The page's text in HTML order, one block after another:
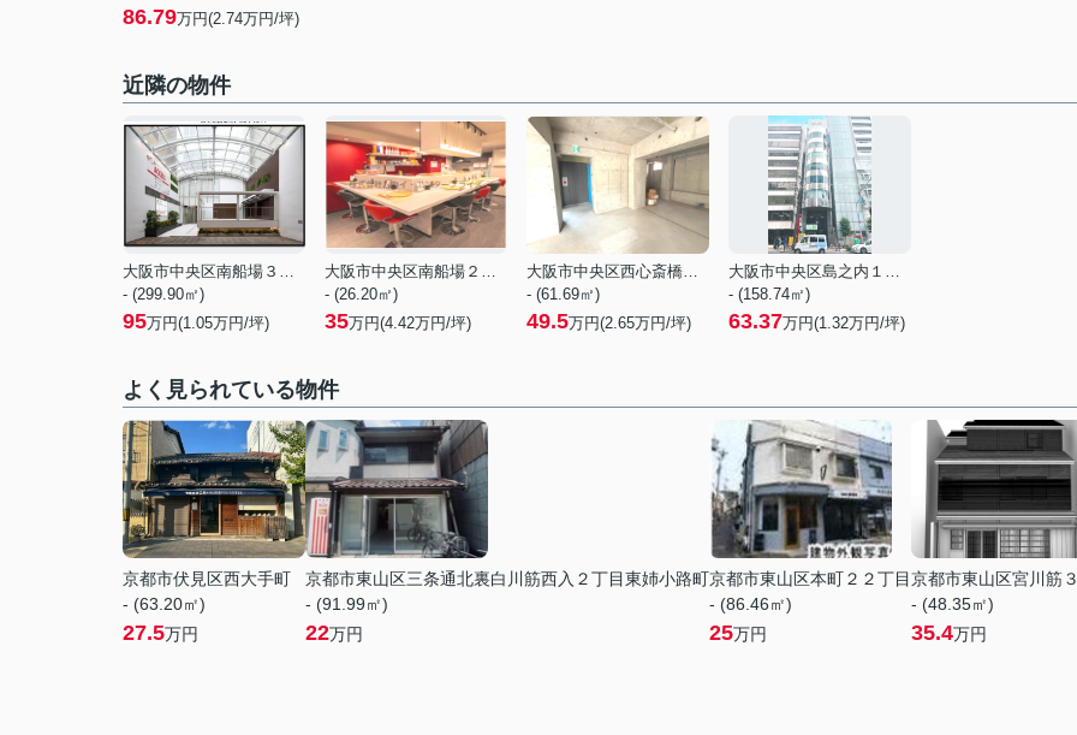
86.79万円(2.74万円/坪)
近隣の物件
大阪市中央区南船場３丁目
- (299.90㎡)
95万円(1.05万円/坪)
大阪市中央区南船場２丁目
- (26.20㎡)
35万円(4.42万円/坪)
大阪市中央区西心斎橋２丁目
- (61.69㎡)
49.5万円(2.65万円/坪)
大阪市中央区島之内１丁目
- (158.74㎡)
63.37万円(1.32万円/坪)
よく見られている物件
京都市伏見区西大手町
- (63.20㎡)
27.5万円
京都市東山区三条通北裏白川筋西入２丁目東姉小路町
- (91.99㎡)
22万円
京都市東山区本町２２丁目
- (86.46㎡)
25万円
京都市東山区宮川筋
- (48.35㎡)
35.4万円